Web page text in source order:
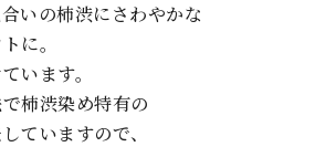
いの柿渋にさわやかな
に。
います。
柿渋染め特有の
ていますので、